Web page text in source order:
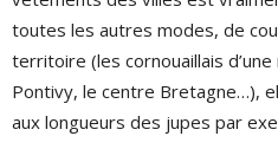
toutes les autres modes, de
territoire (les cornouaillais
Pontivy, le centre Bretagne…),
aux longueurs des jupes par